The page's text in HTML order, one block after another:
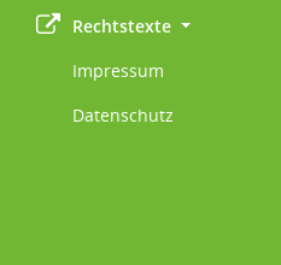
Rechtstexte
Impressum
Datenschutz